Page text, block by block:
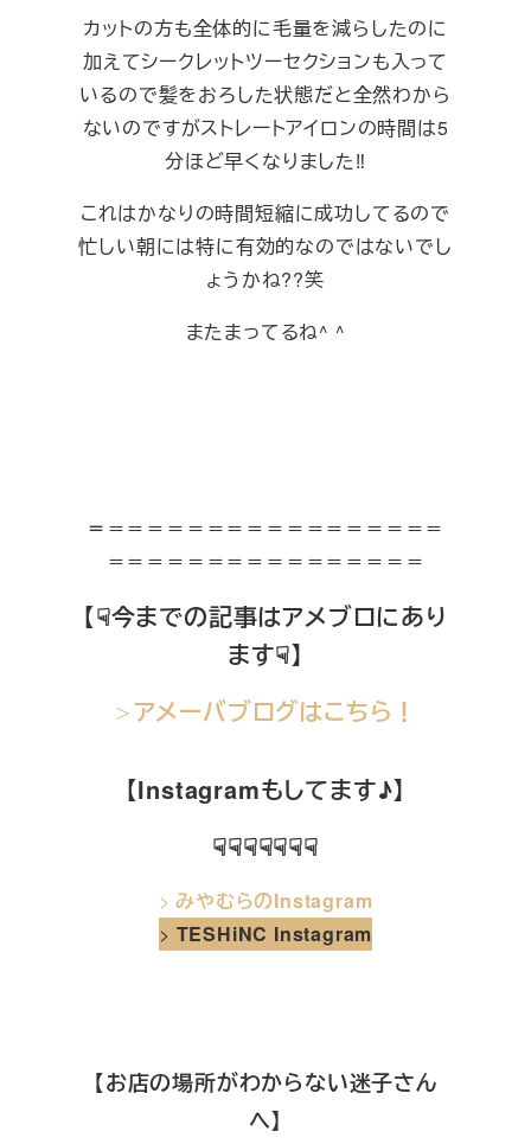
カットの方も全体的に毛量を減らしたのに
加えてシークレットツーセクションも入って
いるので髪をおろした状態だと全然わから
ないのですがストレートアイロンの時間は5
分ほど早くなりました‼︎
これはかなりの時間短縮に成功してるので
忙しい朝には特に有効的なのではないでし
ょうかね??笑
またまってるね^ ^
＝ ＝＝＝＝＝＝＝＝＝＝＝＝＝＝＝＝＝
＝＝＝＝＝＝＝＝＝＝＝＝＝＝＝＝
【☟今までの記事はアメブロにあり
ます☟】
＞アメーバブログはこちら！
【Instagramもしてます♪】
☟☟☟☟☟☟☟
>みやむらのInstagram
> TESHiNC Instagram
【お店の場所がわからない迷子さん
へ】